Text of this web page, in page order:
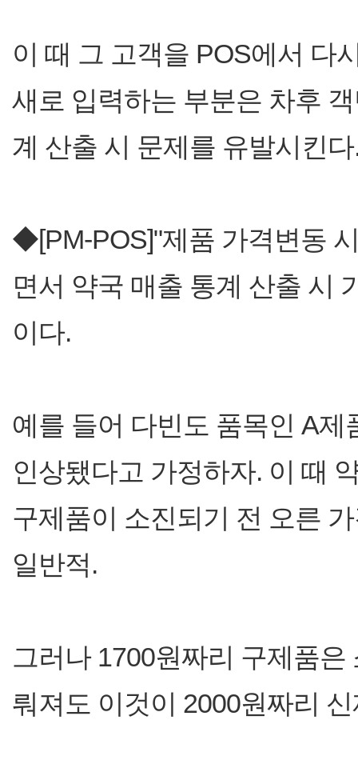
이 때 그 고객을 POS에서 다
새로 입력하는 부분은 차후
계 산출 시 문제를 유발시킨
◆[PM-POS]"제품 가격변동
면서 약국 매출 통계 산출 시
이다.
예를 들어 다빈도 품목인 A
인상됐다고 가정하자. 이 때
구제품이 소진되기 전 오른
일반적.
그러나 1700원짜리 구제품
뤄져도 이것이 2000원짜리